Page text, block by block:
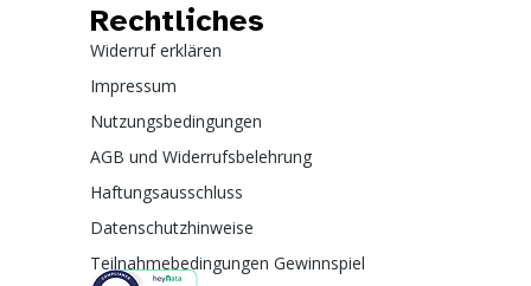
Rechtliches
Widerruf erklären
Impressum
Nutzungsbedingungen
AGB und Widerrufsbelehrung
Haftungsausschluss
Datenschutzhinweise
Teilnahmebedingungen Gewinnspiel